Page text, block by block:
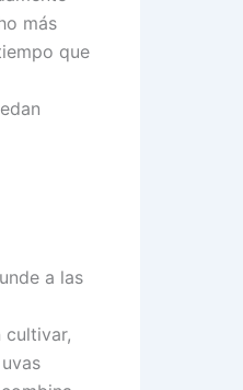
más
que
a las
cultivar,